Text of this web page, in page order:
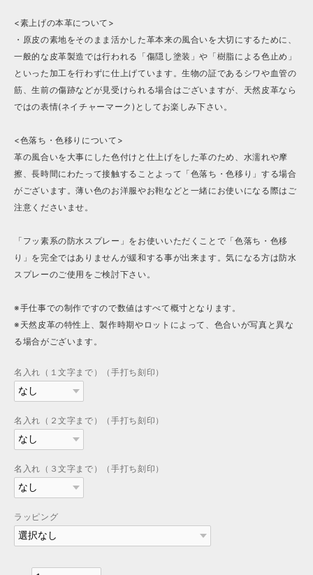
<素上げの本革について>
・原皮の素地をそのまま活かした革本来の風合いを大切にするために、
一般的な皮革製造では行われる「傷隠し塗装」や「樹脂による色止め」
といった加工を行わずに仕上げています。生物の証であるシワや血管の
筋、生前の傷跡などが見受けられる場合はございますが、天然皮革なら
ではの表情(ネイチャーマーク)としてお楽しみ下さい。
<色落ち・色移りについて>
革の風合いを大事にした色付けと仕上げをした革のため、水濡れや摩
擦、長時間にわたって接触することよって「色落ち・色移り」する場合
がございます。薄い色のお洋服やお鞄などと一緒にお使いになる際はご
注意くださいませ。
「フッ素系の防水スプレー」をお使いいただくことで「色落ち・色移
り」を完全ではありませんが緩和する事が出来ます。気になる方は防水
スプレーのご使用をご検討下さい。
※手仕事での制作ですので数値はすべて概寸となります。
※天然皮革の特性上、製作時期やロットによって、色合いが写真と異な
る場合がございます。
名入れ（１文字まで）（手打ち刻印）
名入れ（２文字まで）（手打ち刻印）
名入れ（３文字まで）（手打ち刻印）
ラッピング